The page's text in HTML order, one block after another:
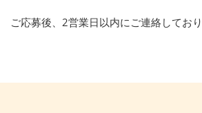
ご応募後、2営業日以内にご連絡しており